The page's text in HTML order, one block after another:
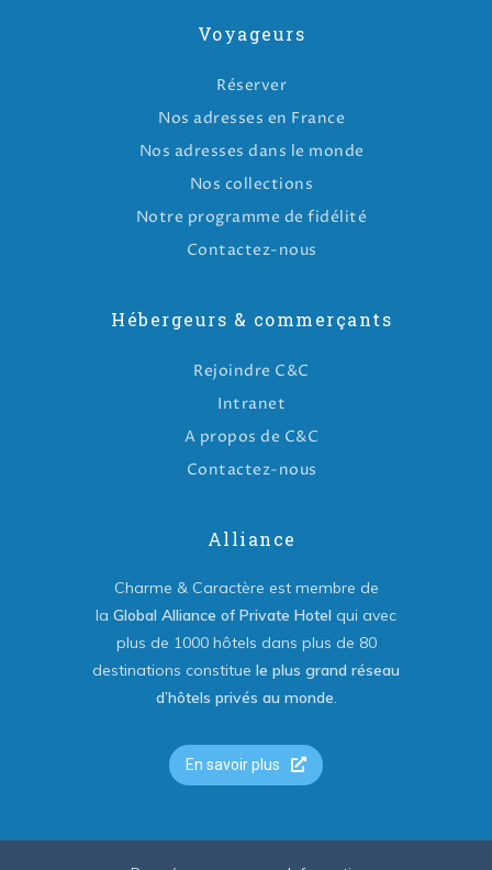
Voyageurs
Réserver
Nos adresses en France
Nos adresses dans le monde
Nos collections
Notre programme de fidélité
Contactez-nous
Hébergeurs & commerçants
Rejoindre C&C
Intranet
A propos de C&C
Contactez-nous
Alliance
Charme & Caractère est membre de
la Global Alliance of Private Hotel qui avec
plus de 1000 hôtels dans plus de 80
destinations constitue le plus grand réseau
d’hôtels privés au monde.
En savoir plus